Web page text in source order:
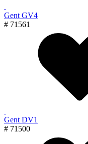
Gent GV4
# 71561
Gent DV1
# 71500